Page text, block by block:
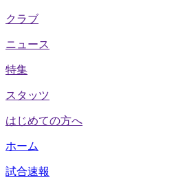
クラブ
ニュース
特集
スタッツ
はじめての方へ
ホーム
試合速報